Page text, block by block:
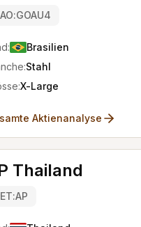
Brasilien
Stahl
X-Large
Aktienanalyse
Thailand